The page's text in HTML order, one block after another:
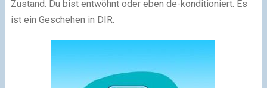
Zustand. Du bist entwöhnt oder eben de-konditioniert. Es
ist ein Geschehen in DIR.